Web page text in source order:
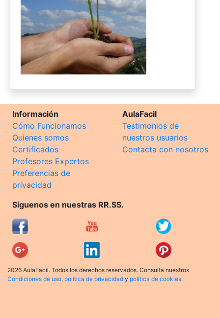
Información
Cómo Funcionamos
Quienes somos
Certificados
Profesores Expertos
Preferencias de
privacidad
AulaFacil
Testimonios de
nuestros usuarios
Contacta con nosotros
Síguenos en nuestras RR.SS.
2026 AulaFacil. Todos los derechos reservados. Consulta nuestros
Condiciones de uso, política de privacidad y política de cookies.